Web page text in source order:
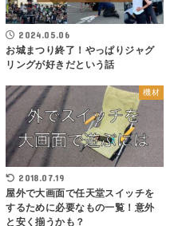
2024.05.06
お城まつり終了！やっぱりジャグ
リングが好きだという話
機材
2018.07.19
屋外で大画面で任天堂スイッチを
するために必要なもの一覧！意外
と安く揃うかも？